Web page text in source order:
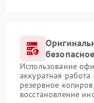
Использование
аккуратная
резервное
восстановление